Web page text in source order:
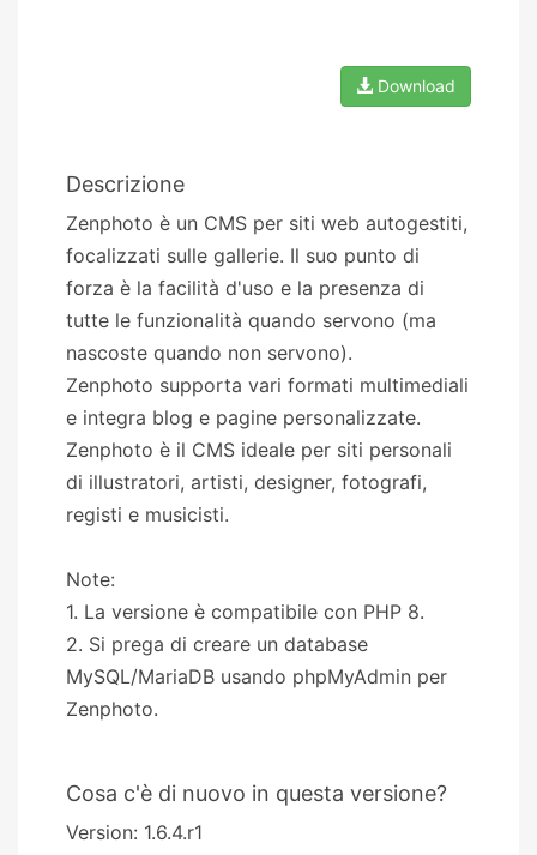
Download
Descrizione
Zenphoto è un CMS per siti web autogestiti,
focalizzati sulle gallerie. Il suo punto di
forza è la facilità d'uso e la presenza di
tutte le funzionalità quando servono (ma
nascoste quando non servono).
Zenphoto supporta vari formati multimediali
e integra blog e pagine personalizzate.
Zenphoto è il CMS ideale per siti personali
di illustratori, artisti, designer, fotografi,
registi e musicisti.
Note:
1. La versione è compatibile con PHP 8.
2. Si prega di creare un database
MySQL/MariaDB usando phpMyAdmin per
Zenphoto.
Cosa c'è di nuovo in questa versione?
Version: 1.6.4.r1